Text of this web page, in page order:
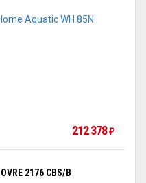
212 378₽
2176 CBS/B